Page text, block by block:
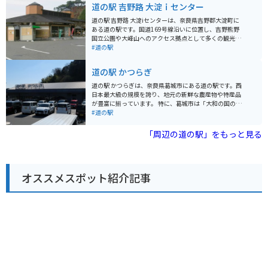
を使った郷土料理や、古代米を使ったメニューなどが楽
しめます。おすすめは、古代米を使った「飛鳥鍋」で
す。 周辺には、石舞台古墳や高松塚古墳など、歴史的な
観光スポットがたくさんあります。レンタサイクルも利
用できるので、サイクリングで周辺を散策するのもおす
道の駅 吉野路 大淀ｉセンター
道の駅 吉野路 大淀iセンターは、奈良県吉野郡大淀町に
ある道の駅です。国道169号線沿いに位置し、吉野熊野
国立公園や大峰山へのアクセス拠点として多くの観光客
が訪れます。 施設内には、地元の特産品を販売するショ
葛きりは、ここでしか味わえない逸品です。また、レス
トランでは、地元産の食材を使った郷土料理を楽しむこ
とができます。 バイクツーリングで訪れる場合、道の駅
には広々とした駐車場が完備されているため、安心して
駐車することができます。周辺には、吉野山や熊野古道
大淀iセンターは、観光情報コーナーも併設しており、周
#道の駅
道の駅 かつらぎ
道の駅 かつらぎは、奈良県葛城市にある道の駅です。西
日本最大級の規模を誇り、地元の新鮮な農産物や特産品
が豊富に揃っています。 特に、葛城市は「大和の国のま
ほろば」と呼ばれるほど、豊かな自然と歴史を感じられ
野菜や果物、手作りの加工品などが販売されており、お
土産探しにも最適です。レストランでは、地元産の食材
上山や當麻寺など、ツーリングに最適なスポットが点在
しています。道の駅で休憩を取りながら、奈良の自然と
歴史を満喫してみてはいかがでしょうか。
#道の駅
「周辺の道の駅」をもっと見る
オススメスポット紹介記事